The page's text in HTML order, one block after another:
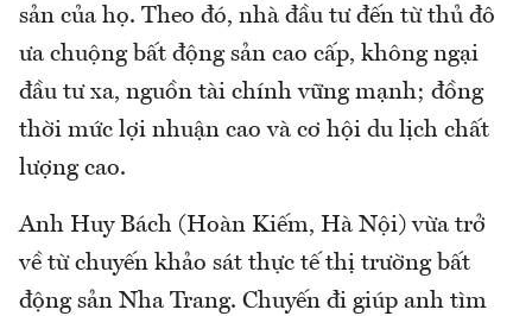
sản của họ. Theo đó, nhà đầu tư đến từ thủ đô
ưa chuộng bất động sản cao cấp, không ngại
đầu tư xa, nguồn tài chính vững mạnh; đồng
thời mức lợi nhuận cao và cơ hội du lịch chất
lượng cao.
Anh Huy Bách (Hoàn Kiếm, Hà Nội) vừa trở
về từ chuyến khảo sát thực tế thị trường bất
động sản Nha Trang. Chuyến đi giúp anh tìm